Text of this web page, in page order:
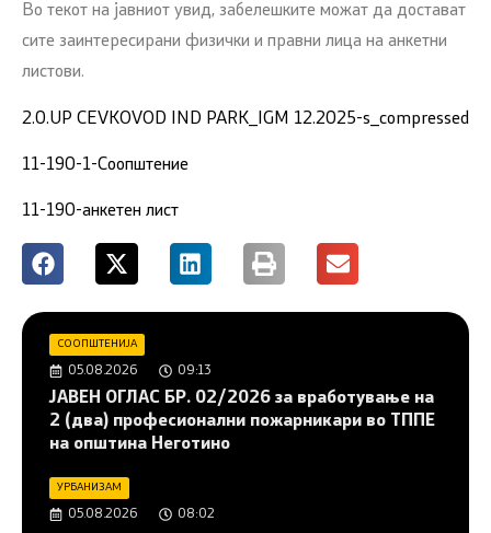
Во текот на јавниот увид, забелешките можат да достават
сите заинтересирани физички и правни лица на анкетни
листови.
2.0.UP CEVKOVOD IND PARK_IGM 12.2025-s_compressed
11-190-1-Соопштение
11-190-анкетен лист
СООПШТЕНИЈА
05.08.2026 09:13
JAВЕН ОГЛАС БР. 02/2026 за вработување на
2 (два) професионални пожарникари во ТППЕ
на општина Неготино
УРБАНИЗАМ
05.08.2026 08:02